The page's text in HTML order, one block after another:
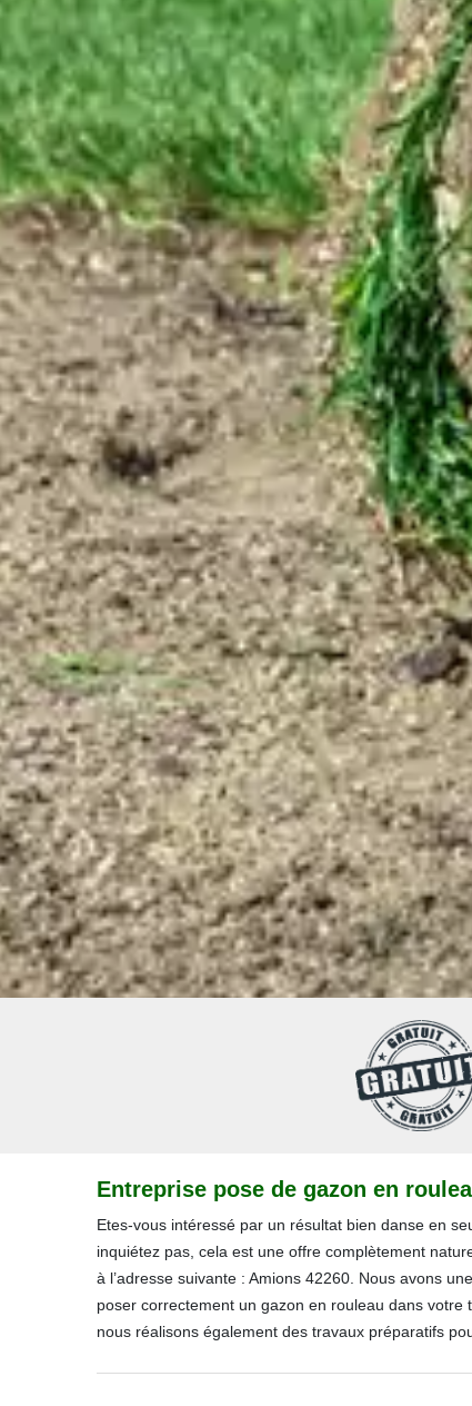
Entreprise pose de gazon en
Etes-vous intéressé par un résultat bien danse en
inquiétez pas, cela est une offre complètement
à l’adresse suivante : Amions 42260. Nous avons
poser correctement un gazon en rouleau dans
nous réalisons également des travaux préparatifs